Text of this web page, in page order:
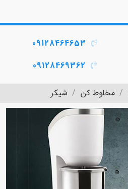
09128464653
09128469362
مخلوط کن شیکر